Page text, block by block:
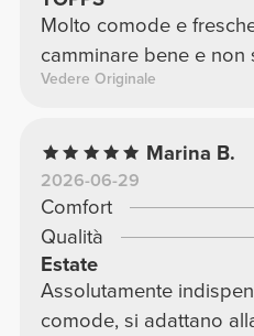
Molto comode e
camminare bene e non
Vedere Originale
Marina B.
2026-06-29
Comfort
Qualità
Estate
Assolutamente
comode, si adattano